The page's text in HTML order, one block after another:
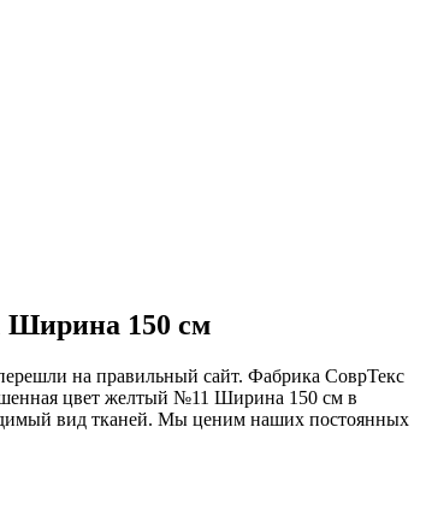
Ширина 150 см
на правильный сайт. Фабрика СоврТекс
цвет желтый №11 Ширина 150 см в
вид тканей. Мы ценим наших постоянных